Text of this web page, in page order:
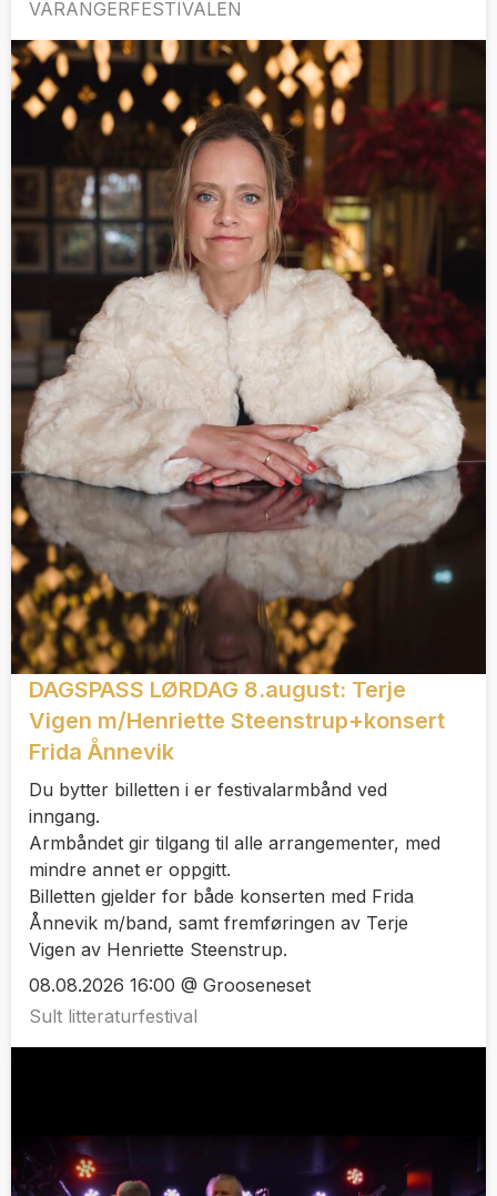
VARANGERFESTIVALEN
DAGSPASS LØRDAG 8.august: Terje
Vigen m/Henriette Steenstrup+konsert
Frida Ånnevik
Du bytter billetten i er festivalarmbånd ved
inngang.
Armbåndet gir tilgang til alle arrangementer, med
mindre annet er oppgitt.
Billetten gjelder for både konserten med Frida
Ånnevik m/band, samt fremføringen av Terje
Vigen av Henriette Steenstrup.
08.08.2026 16:00 @ Grooseneset
Sult litteraturfestival